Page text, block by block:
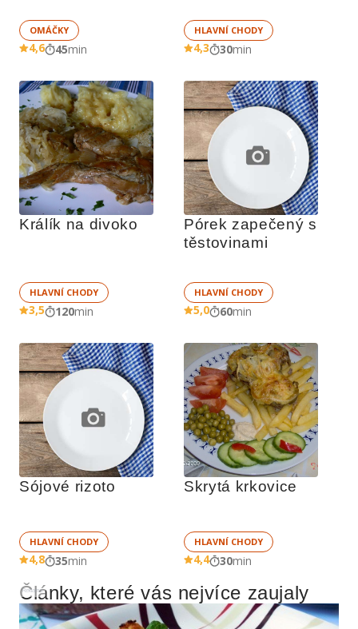
OMÁČKY
4,6 45min
HLAVNÍ CHODY
4,3 30min
Králík na divoko
HLAVNÍ CHODY
3,5 120min
Pórek zapečený s
těstovinami
HLAVNÍ CHODY
5,0 60min
Sójové rizoto
HLAVNÍ CHODY
4,8 35min
Skrytá krkovice
HLAVNÍ CHODY
4,4 30min
Reklama
Články, které vás nejvíce zaujaly